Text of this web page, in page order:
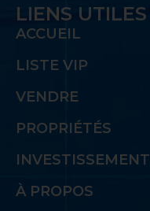
LIENS UTILES
ACCUEIL
LISTE VIP
VENDRE
PROPRIÉTÉS
INVESTISSEMENT
À PROPOS